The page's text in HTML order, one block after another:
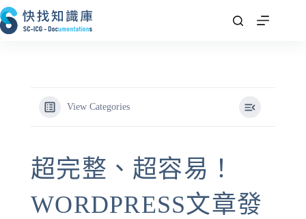
跳
至
View Categories
超完整、超容易！
WORDPRESS文章發